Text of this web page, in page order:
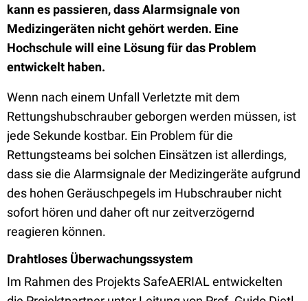
kann es passieren, dass Alarmsignale von
Medizingeräten nicht gehört werden. Eine
Hochschule will eine Lösung für das Problem
entwickelt haben.
Wenn nach einem Unfall Verletzte mit dem
Rettungshubschrauber geborgen werden müssen, ist
jede Sekunde kostbar. Ein Problem für die
Rettungsteams bei solchen Einsätzen ist allerdings,
dass sie die Alarmsignale der Medizingeräte aufgrund
des hohen Geräuschpegels im Hubschrauber nicht
sofort hören und daher oft nur zeitverzögernd
reagieren können.
Drahtloses Überwachungssystem
Im Rahmen des Projekts SafeAERIAL entwickelten